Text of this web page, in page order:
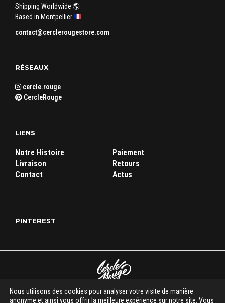
Shipping Worldwide 🌎
Based in Montpellier
contact@cerclerougestore.com
RÉSEAUX
cercle.rouge
CercleRouge
LIENS
Notre Histoire
Livraison
Contact
Paiement
Retours
Actus
PINTEREST
Cercle Rouge Store|Mentions légales |C.G.V| Tous droits réservés
Nous utilisons des cookies pour analyser votre visite de manière
anonyme et ainsi vous offrir la meilleure expérience sur notre site. Vous